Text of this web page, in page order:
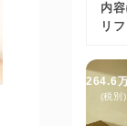
内
リ
264.6
(税別)